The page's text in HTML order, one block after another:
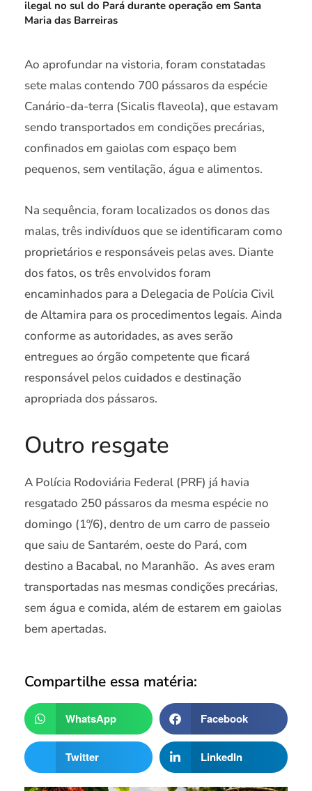
ilegal no sul do Pará durante operação em Santa
Maria das Barreiras
Ao aprofundar na vistoria, foram constatadas
sete malas contendo 700 pássaros da espécie
Canário-da-terra (Sicalis flaveola), que estavam
sendo transportados em condições precárias,
confinados em gaiolas com espaço bem
pequenos, sem ventilação, água e alimentos.
Na sequência, foram localizados os donos das
malas, três indivíduos que se identificaram como
proprietários e responsáveis pelas aves. Diante
dos fatos, os três envolvidos foram
encaminhados para a Delegacia de Polícia Civil
de Altamira para os procedimentos legais. Ainda
conforme as autoridades, as aves serão
entregues ao órgão competente que ficará
responsável pelos cuidados e destinação
apropriada dos pássaros.
Outro resgate
A Polícia Rodoviária Federal (PRF) já havia
resgatado 250 pássaros da mesma espécie no
domingo (1º/6), dentro de um carro de passeio
que saiu de Santarém, oeste do Pará, com
destino a Bacabal, no Maranhão. As aves eram
transportadas nas mesmas condições precárias,
sem água e comida, além de estarem em gaiolas
bem apertadas.
Compartilhe essa matéria:
WhatsApp Facebook
Twitter LinkedIn